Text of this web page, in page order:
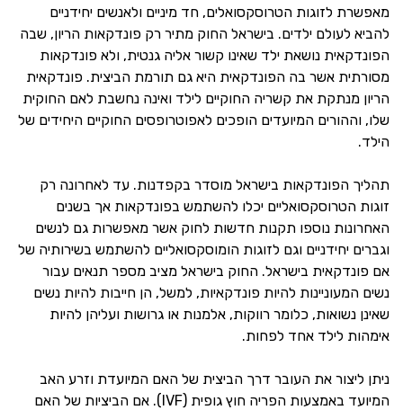
מאפשרת לזוגות הטרוסקסואלים, חד מיניים ולאנשים יחידניים
להביא לעולם ילדים. בישראל החוק מתיר רק פונדקאות הריון, שבה
הפונדקאית נושאת ילד שאינו קשור אליה גנטית, ולא פונדקאות
מסורתית אשר בה הפונדקאית היא גם תורמת הביצית. פונדקאית
הריון מנתקת את קשריה החוקיים לילד ואינה נחשבת לאם החוקית
שלו, וההורים המיועדים הופכים לאפוטרופסים החוקיים היחידים של
הילד.
תהליך הפונדקאות בישראל מוסדר בקפדנות. עד לאחרונה רק
זוגות הטרוסקסואליים יכלו להשתמש בפונדקאות אך בשנים
האחרונות נוספו תקנות חדשות לחוק אשר מאפשרות גם לנשים
וגברים יחידניים וגם לזוגות הומוסקסואליים להשתמש בשירותיה של
אם פונדקאית בישראל. החוק בישראל מציב מספר תנאים עבור
נשים המעוניינות להיות פונדקאיות, למשל, הן חייבות להיות נשים
שאינן נשואות, כלומר רווקות, אלמנות או גרושות ועליהן להיות
אימהות לילד אחד לפחות.
ניתן ליצור את העובר דרך הביצית של האם המיועדת וזרע האב
המיועד באמצעות הפריה חוץ גופית (IVF). אם הביציות של האם